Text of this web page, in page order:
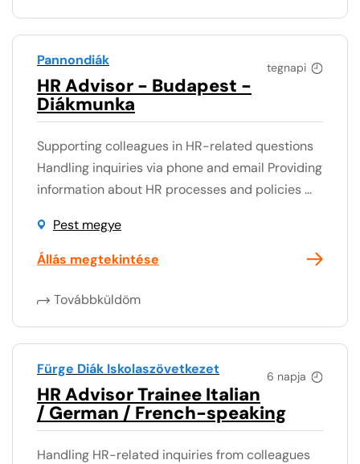
tegnapi
Pannondiák
HR Advisor - Budapest -
Diákmunka
Supporting colleagues in HR-related questions
Handling inquiries via phone and email Providing
information about HR processes and policies ...
Pest megye
Állás megtekintése
Továbbküldöm
6 napja
Fürge Diák Iskolaszövetkezet
HR Advisor Trainee Italian
/ German / French-speaking
Handling HR-related inquiries from colleagues